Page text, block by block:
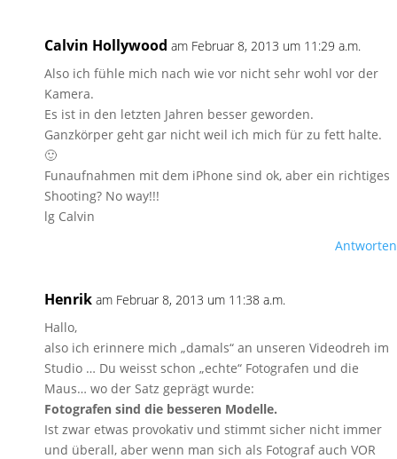
Calvin Hollywood am Februar 8, 2013 um 11:29 a.m.
Also ich fühle mich nach wie vor nicht sehr wohl vor der
Kamera.
Es ist in den letzten Jahren besser geworden.
Ganzkörper geht gar nicht weil ich mich für zu fett halte.
🙂
Funaufnahmen mit dem iPhone sind ok, aber ein richtiges
Shooting? No way!!!
lg Calvin
Antworten
Henrik am Februar 8, 2013 um 11:38 a.m.
Hallo,
also ich erinnere mich „damals“ an unseren Videodreh im
Studio … Du weisst schon „echte“ Fotografen und die
Maus… wo der Satz geprägt wurde:
Fotografen sind die besseren Modelle.
Ist zwar etwas provokativ und stimmt sicher nicht immer
und überall, aber wenn man sich als Fotograf auch VOR